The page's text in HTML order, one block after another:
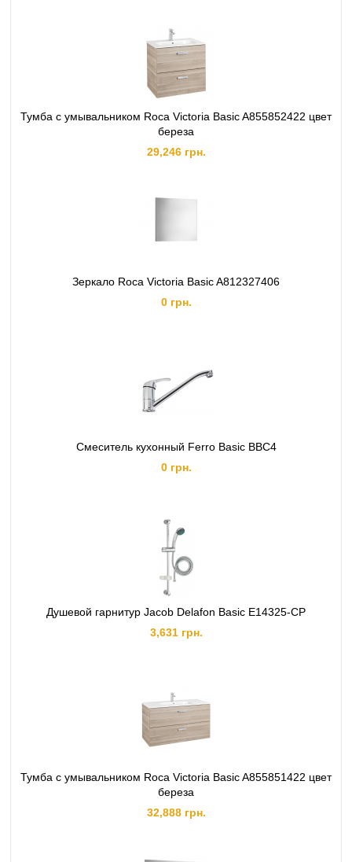
Тумба с умывальником Roca Victoria Basic A855852422 цвет
береза
29,246 грн.
Зеркало Roca Victoria Basic A812327406
0 грн.
Смеситель кухонный Ferro Basic BBC4
0 грн.
Душевой гарнитур Jacob Delafon Basic E14325-CP
3,631 грн.
Тумба с умывальником Roca Victoria Basic A855851422 цвет
береза
32,888 грн.